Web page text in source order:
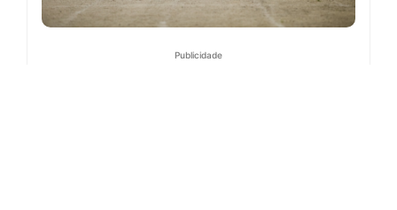
Publicidade